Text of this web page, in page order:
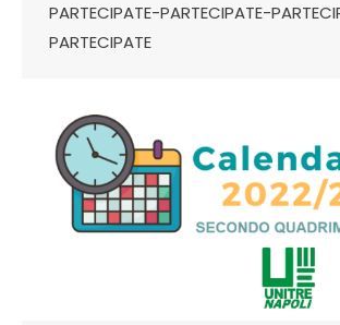
PARTECIPATE-PARTECIPATE-
PARTECIPATE